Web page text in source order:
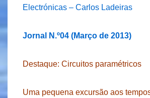
Electrónicas – Carlos Ladeiras
Jornal N.º04 (Março de 2013)
Destaque: Circuitos paramétricos
Uma pequena excursão aos